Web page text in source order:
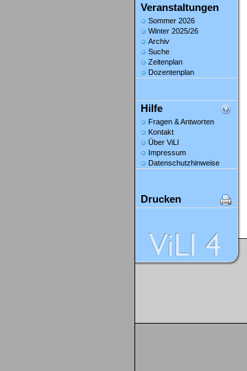
Veranstaltungen
Sommer 2026
Winter 2025/26
Archiv
Suche
Zeitenplan
Dozentenplan
Hilfe
Fragen & Antworten
Kontakt
Über ViLI
Impressum
Datenschutzhinweise
Drucken